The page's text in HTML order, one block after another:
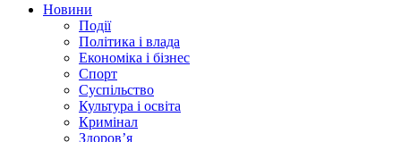
Новини
Події
Політика і влада
Економіка і бізнес
Спорт
Суспільство
Культура і освіта
Кримінал
Здоров’я